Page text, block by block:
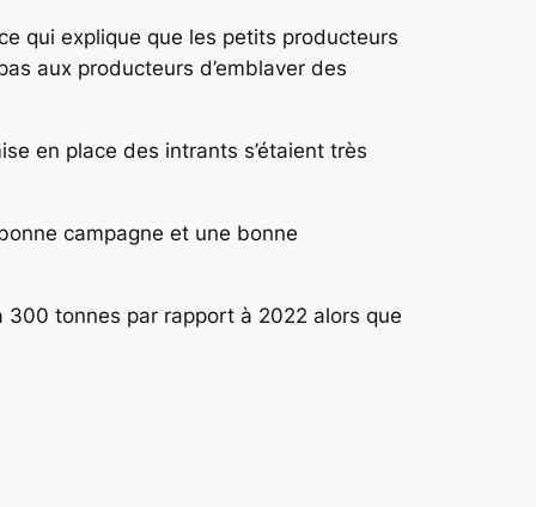
qui explique que les petits producteurs
aux producteurs d’emblaver des
en place des intrants s’étaient très
campagne et une bonne
300 tonnes par rapport à 2022 alors que